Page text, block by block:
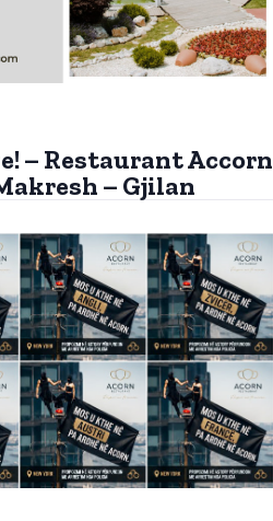
– Restaurant Accorn
– Gjilan